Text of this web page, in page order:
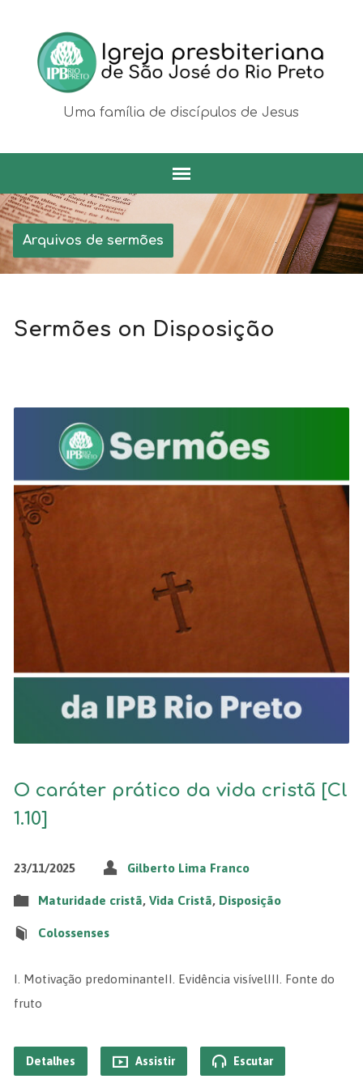
Uma família de discípulos de Jesus
Arquivos de sermões
Sermões on Disposição
O caráter prático da vida cristã [Cl
1.10]
23/11/2025 Gilberto Lima Franco
Maturidade cristã, Vida Cristã, Disposição
Colossenses
I. ⁠Motivação predominanteII.⁠ ⁠Evidência visívelIII.⁠ ⁠Fonte do
fruto
Detalhes Assistir Escutar